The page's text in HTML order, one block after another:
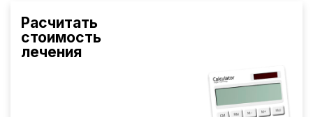
Расчитать
стоимость
лечения